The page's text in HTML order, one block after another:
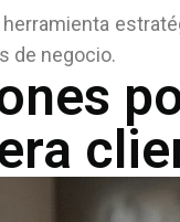
de negocio.